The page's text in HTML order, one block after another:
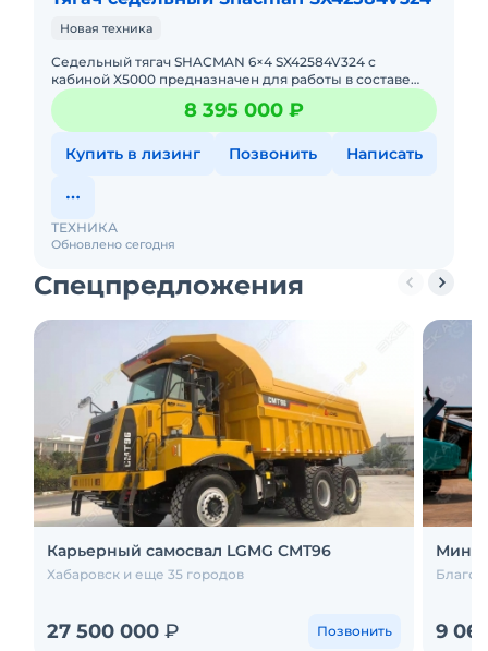
Новая техника
Седельный тягач SHACMAN 6×4 SX42584V324 с
кабиной X5000 предназначен для работы в составе
автопоездов при междугородних и международных
перевозках, а такж
8 395 000 ₽
Купить в лизинг Позвонить Написать
Обновлено сегодня
ТЕХНИКА
Спецпредложения
Карьерный самосвал LGMG CMT96
Хабаровск и еще 35 городов
27 500 000 ₽ Позвонить
Мини-
9